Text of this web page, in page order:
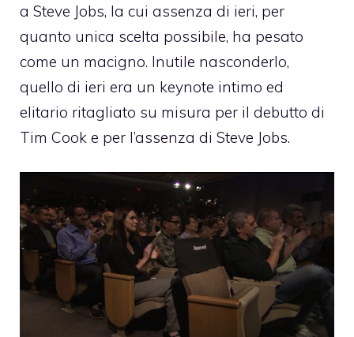
a Steve Jobs, la cui assenza di ieri, per
quanto unica scelta possibile, ha pesato
come un macigno. Inutile nasconderlo,
quello di ieri era un keynote intimo ed
elitario ritagliato su misura per il debutto di
Tim Cook e per l’assenza di Steve Jobs.